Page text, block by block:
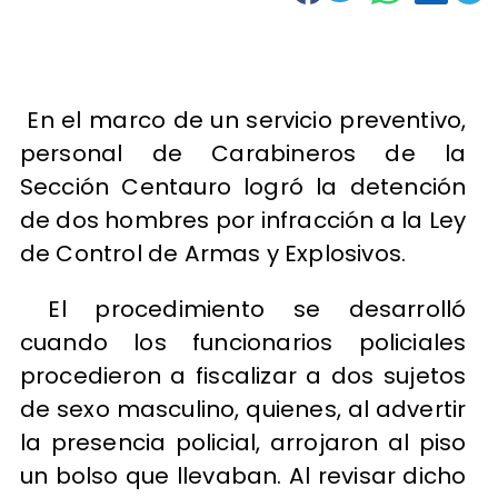
En el marco de un servicio preventivo,
personal de Carabineros de la
Sección Centauro logró la detención
de dos hombres por infracción a la Ley
de Control de Armas y Explosivos.
El procedimiento se desarrolló
cuando los funcionarios policiales
procedieron a fiscalizar a dos sujetos
de sexo masculino, quienes, al advertir
la presencia policial, arrojaron al piso
un bolso que llevaban. Al revisar dicho